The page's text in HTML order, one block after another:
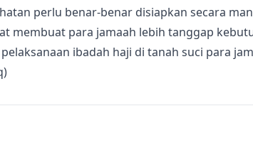
perlu benar-benar disiapkan secara
membuat para jamaah lebih tanggap
ibadah haji di tanah suci para